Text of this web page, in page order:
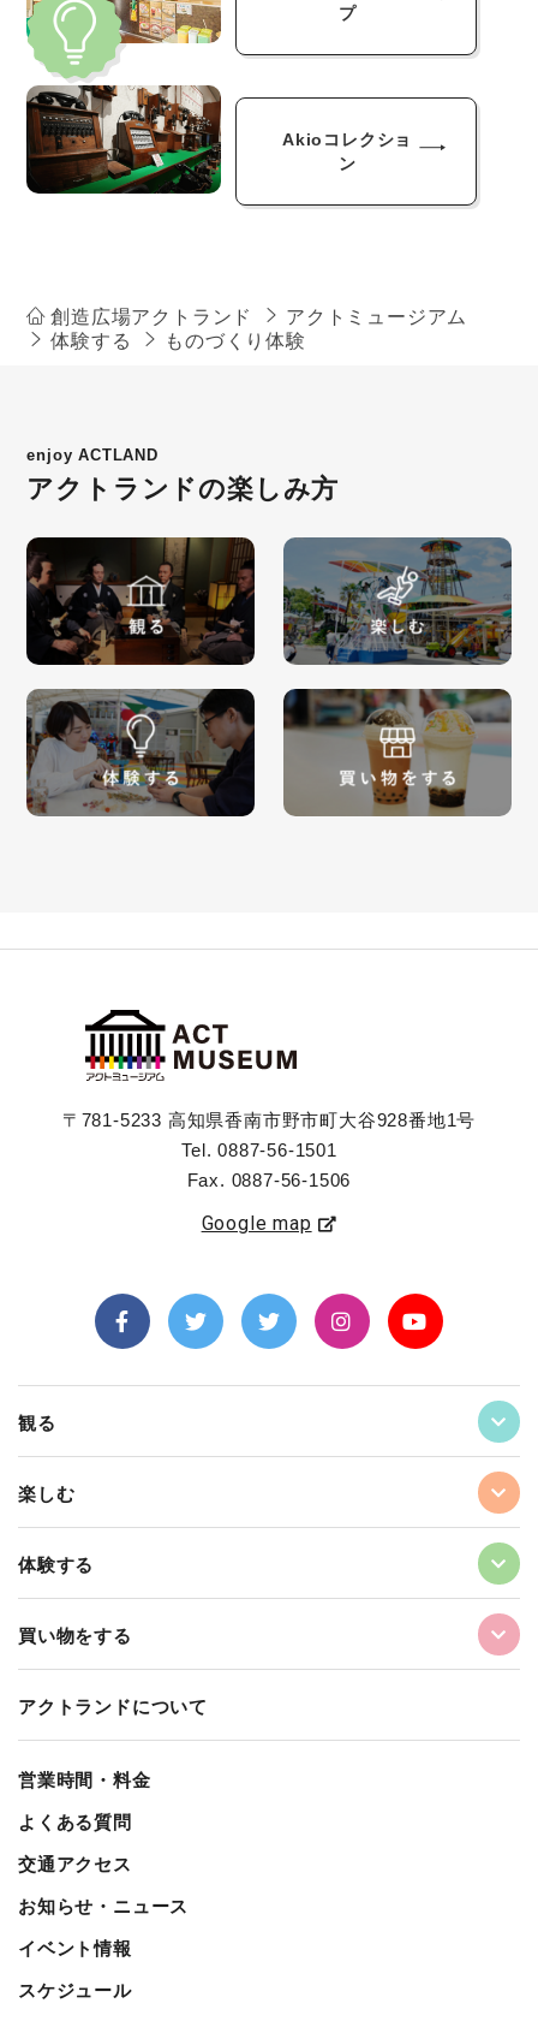
プ
Akioコレクショ
ン
創造広場アクトランド
アクトミュージアム
体験する
ものづくり体験
enjoy ACTLAND
アクトランドの楽しみ方
〒781-5233 高知県香南市野市町大谷928番地1号
Tel. 0887-56-1501
Fax. 0887-56-1506
Google map
観る
楽しむ
体験する
買い物をする
アクトランドについて
営業時間・料金
よくある質問
交通アクセス
お知らせ・ニュース
イベント情報
スケジュール